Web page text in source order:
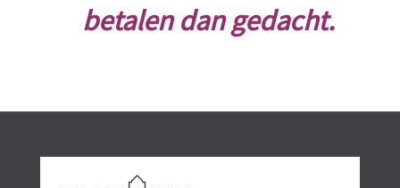
betalen dan gedacht.